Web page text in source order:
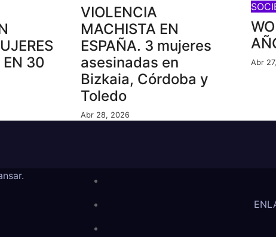
EN 30
VIOLENCIA
MACHISTA EN
ESPAÑA. 3 mujeres
asesinadas en
Bizkaia, Córdoba y
Toledo
Abr 28, 2026
Abr
.